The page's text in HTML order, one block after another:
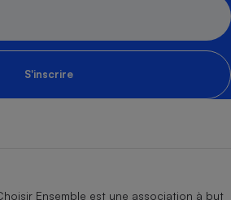
S'inscrire
Ensemble est une association à but